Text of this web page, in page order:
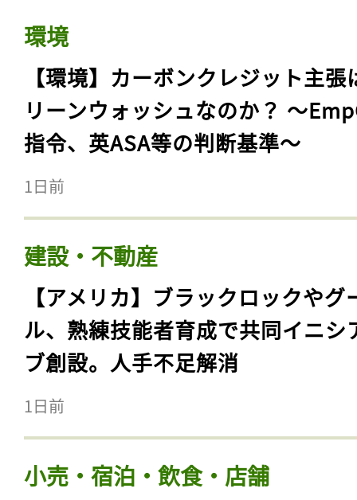
環境
【環境】カーボンクレジット主張
リーンウォッシュなのか？ 〜
指令、英ASA等の判断基準〜
1日前
建設・不動産
【アメリカ】ブラックロックやグ
ル、熟練技能者育成で共同イニシ
ブ創設。人手不足解消
1日前
小売・宿泊・飲食・店舗